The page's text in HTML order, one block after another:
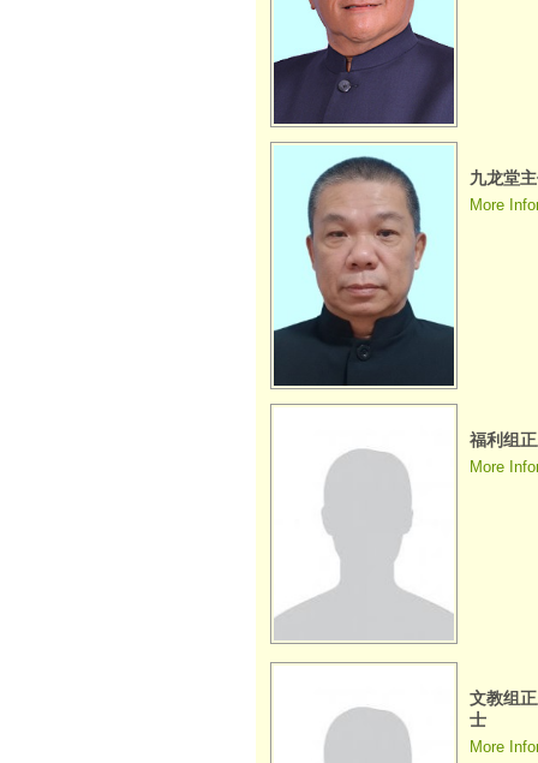
九龙堂
More
福利组
More
文教组
士
More